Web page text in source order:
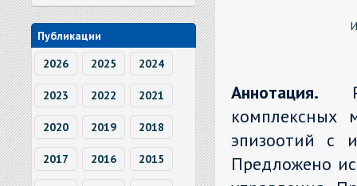
Публикации
2026
2025 2024
2023 2022 2021
2020 2019 2018
2017 2016 2015
Аннотация.
комплексных
эпизоотий с
Предложено